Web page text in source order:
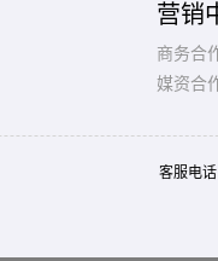
营销
商务合
媒资合
客服电